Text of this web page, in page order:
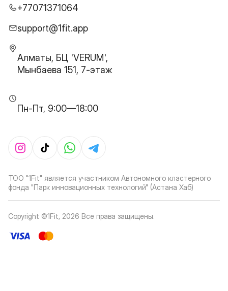
+77071371064
support@1fit.app
Алматы, БЦ 'VERUM',
Мынбаева 151, 7-этаж
Пн-Пт, 9:00—18:00
ТОО "1Fit" является участником Автономного кластерного
фонда "Парк инновационных технологий" (Астана Хаб)
Copyright ©1Fit, 2026 Все права защищены.